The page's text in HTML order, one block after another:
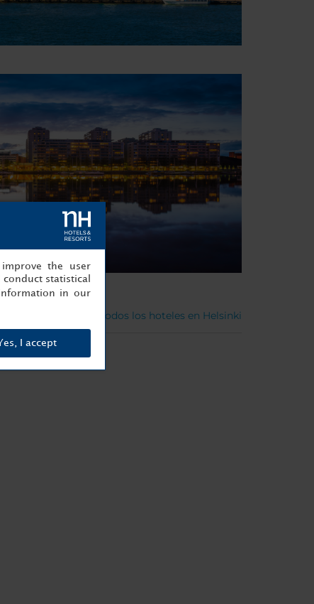
Ver todos los hoteles en Helsinki
the user
statistical
in our
I accept